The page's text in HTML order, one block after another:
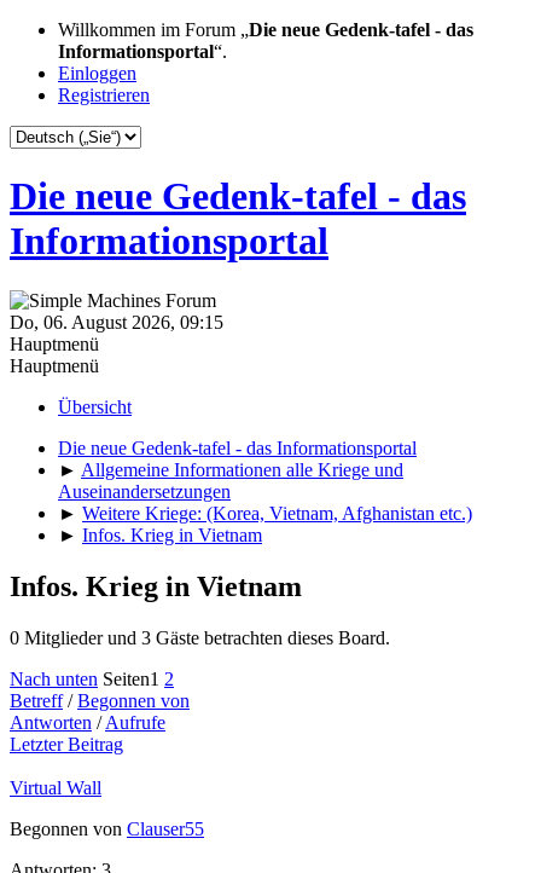
Willkommen im Forum „Die neue Gedenk-tafel - das
Informationsportal“.
Einloggen
Registrieren
Die neue Gedenk-tafel - das
Informationsportal
Do, 06. August 2026, 09:15
Hauptmenü
Hauptmenü
Übersicht
Die neue Gedenk-tafel - das Informationsportal
► Allgemeine Informationen alle Kriege und
Auseinandersetzungen
► Weitere Kriege: (Korea, Vietnam, Afghanistan etc.)
► Infos. Krieg in Vietnam
Infos. Krieg in Vietnam
0 Mitglieder und 3 Gäste betrachten dieses Board.
Nach unten Seiten1 2
Betreff/Begonnen von
Antworten /Aufrufe
Letzter Beitrag
Virtual Wall
Begonnen von Clauser55